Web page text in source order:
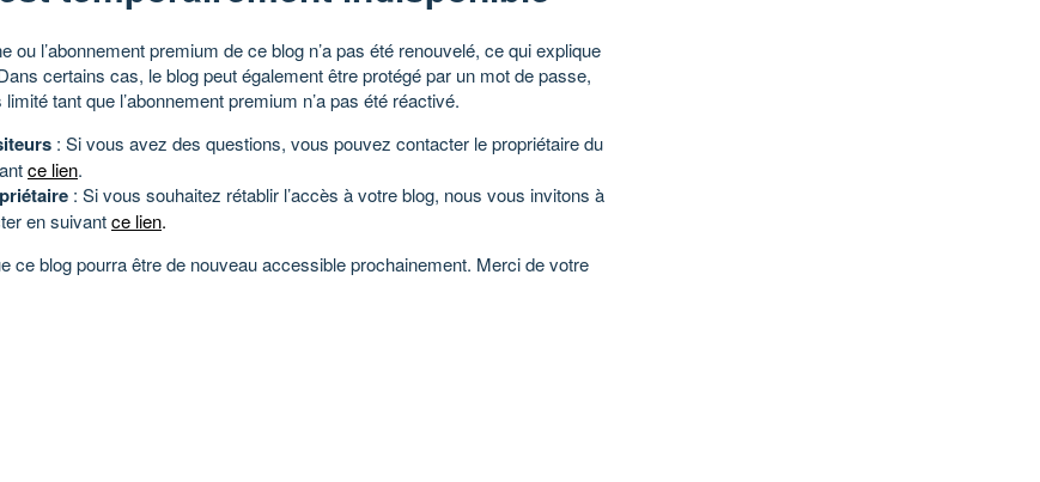
ou l’abonnement premium de ce blog n’a pas été renouvelé, ce qui explique
certains cas, le blog peut également être protégé par un mot de passe,
tant que l’abonnement premium n’a pas été réactivé.
: Si vous avez des questions, vous pouvez contacter le propriétaire du
ce lien.
: Si vous souhaitez rétablir l’accès à votre blog, nous vous invitons à
en suivantce lien.
ce blog pourra être de nouveau accessible prochainement. Merci de votre